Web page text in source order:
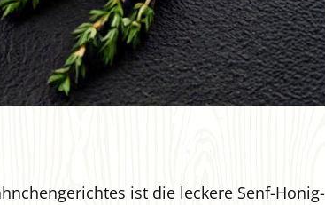
ist die leckere Senf-Honig-